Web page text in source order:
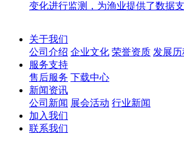
变化进行监测，为渔业提供了数据支
关于我们
公司介绍 企业文化 荣誉资质 发展历
服务支持
售后服务 下载中心
新闻资讯
公司新闻 展会活动 行业新闻
加入我们
联系我们